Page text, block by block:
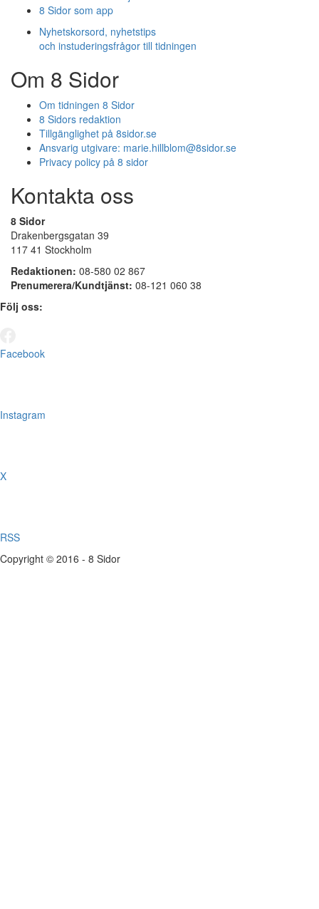
8 Sidor som app
Nyhetskorsord, nyhetstips
och instuderingsfrågor till tidningen
Om 8 Sidor
Om tidningen 8 Sidor
8 Sidors redaktion
Tillgänglighet på 8sidor.se
Ansvarig utgivare: marie.hillblom@8sidor.se
Privacy policy på 8 sidor
Kontakta oss
8 Sidor
Drakenbergsgatan 39
117 41 Stockholm
Redaktionen: 08-580 02 867
Prenumerera/Kundtjänst: 08-121 060 38
Följ oss:
Facebook
Instagram
X
RSS
Copyright © 2016 - 8 Sidor